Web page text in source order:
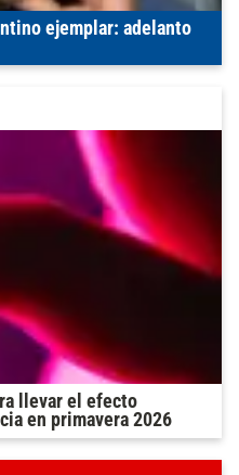
ejemplar: adelanto
llevar el efecto
en primavera 2026